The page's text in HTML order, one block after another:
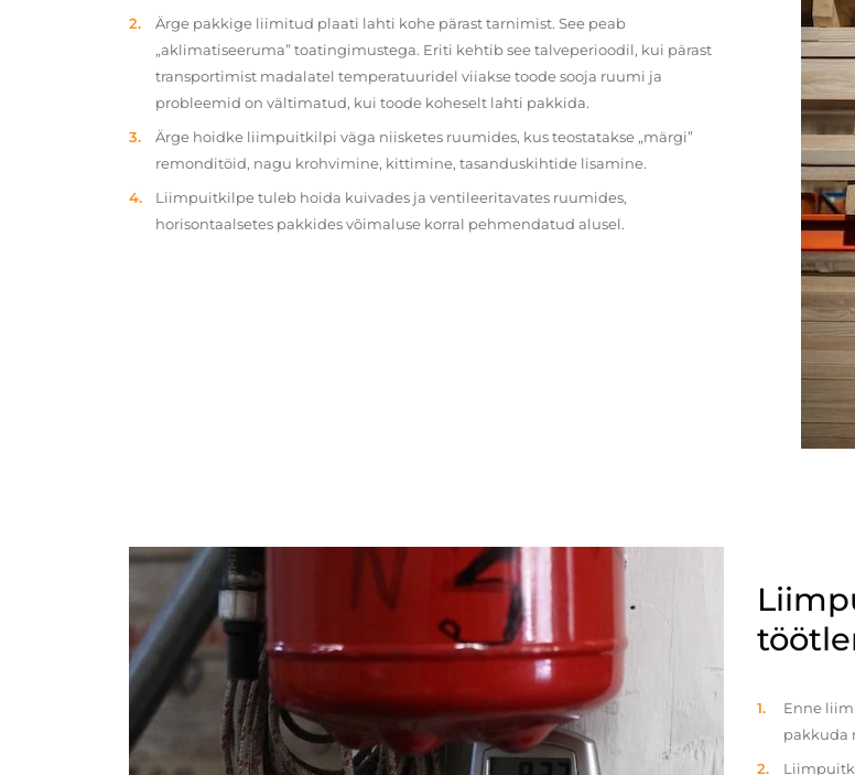
Ärge pakkige liimitud plaati lahti kohe pärast tarnimist. See peab
„aklimatiseeruma” toatingimustega. Eriti kehtib see talveperioodil, kui pärast
transportimist madalatel temperatuuridel viiakse toode sooja ruumi ja
probleemid on vältimatud, kui toode koheselt lahti pakkida.
Ärge hoidke liimpuitkilpi väga niisketes ruumides, kus teostatakse „märgi”
remonditöid, nagu krohvimine, kittimine, tasanduskihtide lisamine.
Liimpuitkilpe tuleb hoida kuivades ja ventileeritavates ruumides,
horisontaalsetes pakkides võimaluse korral pehmendatud alusel.
Enne
pakkuda